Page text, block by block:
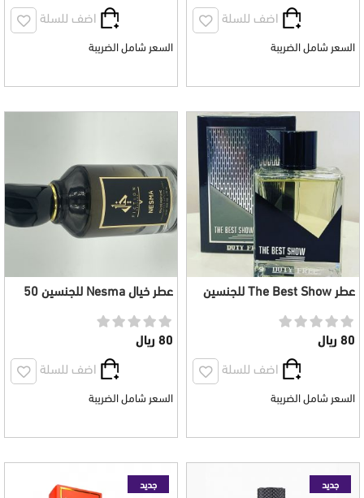
اضف للسلة
السعر شامل الضريبة
اضف للسلة
السعر شامل الضريبة
عطر The Best Show للجنسين
80 ريال
اضف للسلة
السعر شامل الضريبة
عطر خيال Nesma للجنسين 50
80 ريال
اضف للسلة
السعر شامل الضريبة
جديد جديد